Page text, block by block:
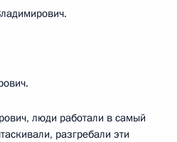
люди работали в самый
разгребали эти